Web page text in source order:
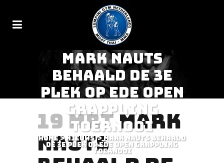
MARK NAUTS
BEHAALD DE 3E
PLEK OP EDE OPEN
GRAPPLING
TOERNOOI
Home> Nieuws >Mark Nauts behaald
de 3e plek op Ede open Grappling
toernooi
19 MRTMARK
NAUTS